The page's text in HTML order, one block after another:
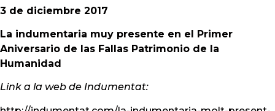
3 de diciembre 2017
La indumentaria muy presente en el Primer
Aniversario de las Fallas Patrimonio de la
Humanidad
Link a la web de Indumentat: